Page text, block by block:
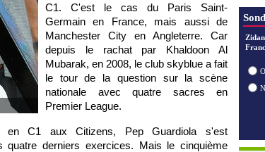
C1. C'est le cas du Paris Saint-
Germain en France, mais aussi de
Manchester City en Angleterre. Car
depuis le rachat par Khaldoon Al
Mubarak, en 2008, le club skyblue a fait
le tour de la question sur la scène
nationale avec quatre sacres en
Premier League.
C1 aux Citizens, Pep Guardiola s'est
derniers exercices. Mais le cinquième